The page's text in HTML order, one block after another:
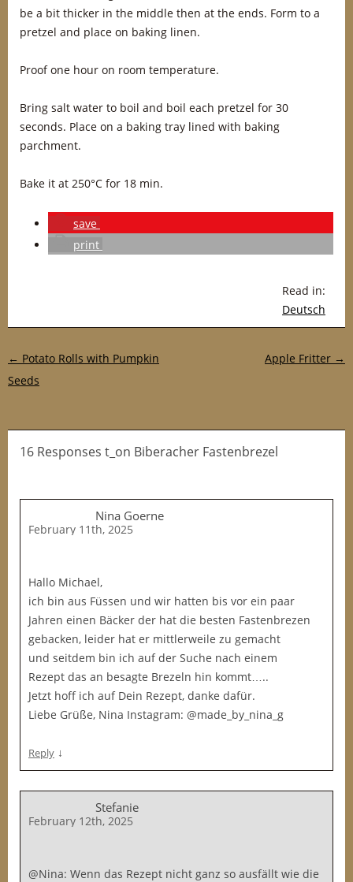
be a bit thicker in the middle then at the ends. Form to a
pretzel and place on baking linen.
Proof one hour on room temperature.
Bring salt water to boil and boil each pretzel for 30
seconds. Place on a baking tray lined with baking
parchment.
Bake it at 250°C for 18 min.
save
print
Read in:
Deutsch
Post navigation
← Potato Rolls with Pumpkin
Seeds
Apple Fritter →
16 Responses t_on Biberacher Fastenbrezel
Nina Goerne
February 11th, 2025
Hallo Michael,
ich bin aus Füssen und wir hatten bis vor ein paar
Jahren einen Bäcker der hat die besten Fastenbrezen
gebacken, leider hat er mittlerweile zu gemacht
und seitdem bin ich auf der Suche nach einem
Rezept das an besagte Brezeln hin kommt…..
Jetzt hoff ich auf Dein Rezept, danke dafür.
Liebe Grüße, Nina Instagram: @made_by_nina_g
Reply ↓
Stefanie
February 12th, 2025
@Nina: Wenn das Rezept nicht ganz so ausfällt wie die